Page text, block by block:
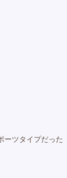
ーツタイプだった